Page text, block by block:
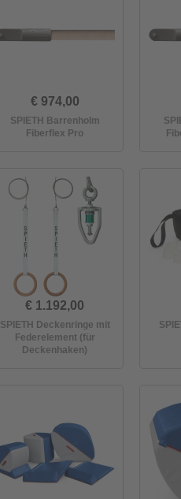
€ 974,00
SPIETH Barrenholm
Fiberflex Pro
€ 1.192,00
SPIETH Deckenringe mit
Federelement (für
Deckenhaken)